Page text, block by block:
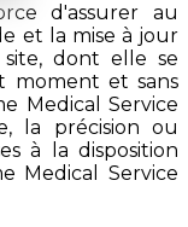
d'assurer au
et la mise à jour
dont elle se
moment et sans
Medical Service
la précision ou
à la disposition
Medical Service